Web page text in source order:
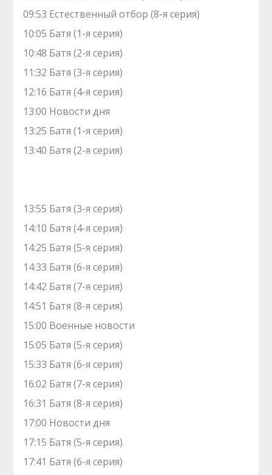
09:53 Естественный отбор (8-я серия)
10:05 Батя (1-я серия)
10:48 Батя (2-я серия)
11:32 Батя (3-я серия)
12:16 Батя (4-я серия)
13:00 Новости дня
13:25 Батя (1-я серия)
13:40 Батя (2-я серия)
13:55 Батя (3-я серия)
14:10 Батя (4-я серия)
14:25 Батя (5-я серия)
14:33 Батя (6-я серия)
14:42 Батя (7-я серия)
14:51 Батя (8-я серия)
15:00 Военные новости
15:05 Батя (5-я серия)
15:33 Батя (6-я серия)
16:02 Батя (7-я серия)
16:31 Батя (8-я серия)
17:00 Новости дня
17:15 Батя (5-я серия)
17:41 Батя (6-я серия)